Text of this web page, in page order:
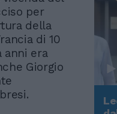
per
della
di 10
anni era
Giorgio